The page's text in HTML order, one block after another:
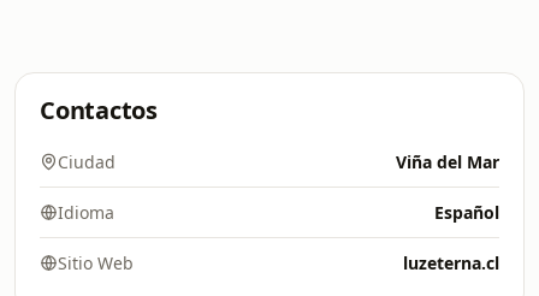
Contactos
Ciudad Viña del Mar
Idioma Español
Sitio Web luzeterna.cl